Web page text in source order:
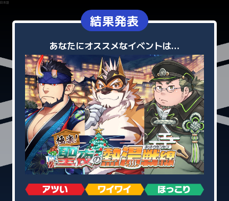
結果発表
あなたにオススメなイベントは…
日本語